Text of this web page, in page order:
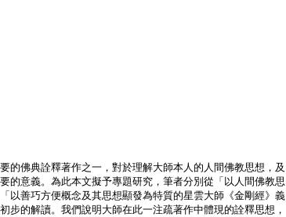
的佛典詮釋著作之一，對於理解大師本人的人間佛教思想，及
的意義。為此本文擬予專題研究，筆者分別從「以人間佛教思
以善巧方便概念及其思想顯發為特質的星雲大師《金剛經》義
步的解讀。我們說明大師在此一注疏著作中體現的詮釋思想，